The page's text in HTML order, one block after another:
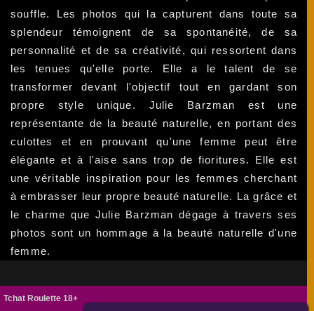
souffle. Les photos qui la capturent dans toute sa
splendeur témoignent de sa spontanéité, de sa
personnalité et de sa créativité, qui ressortent dans
les tenues qu'elle porte. Elle a le talent de se
transformer devant l'objectif tout en gardant son
propre style unique. Julie Barzman est une
représentante de la beauté naturelle, en portant des
culottes et en prouvant qu'une femme peut être
élégante et à l'aise sans trop de fioritures. Elle est
une véritable inspiration pour les femmes cherchant
à embrasser leur propre beauté naturelle. La grâce et
le charme que Julie Barzman dégage à travers ses
photos sont un hommage à la beauté naturelle d'une
femme.
Tchat Roulette 18+